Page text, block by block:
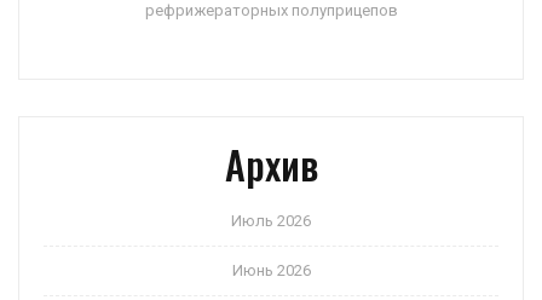
рефрижераторных полуприцепов
Архив
Июль 2026
Июнь 2026